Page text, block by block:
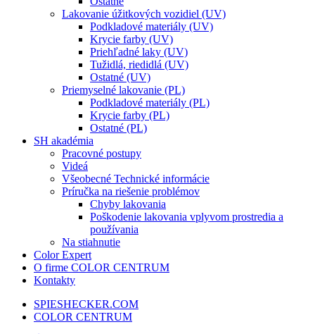
Lakovanie úžitkových vozidiel (UV)
Podkladové materiály (UV)
Krycie farby (UV)
Priehľadné laky (UV)
Tužidlá, riedidlá (UV)
Ostatné (UV)
Priemyselné lakovanie (PL)
Podkladové materiály (PL)
Krycie farby (PL)
Ostatné (PL)
SH akadémia
Pracovné postupy
Videá
Všeobecné Technické informácie
Príručka na riešenie problémov
Chyby lakovania
Poškodenie lakovania vplyvom prostredia a
používania
Na stiahnutie
Color Expert
O firme COLOR CENTRUM
Kontakty
SPIESHECKER.COM
COLOR CENTRUM